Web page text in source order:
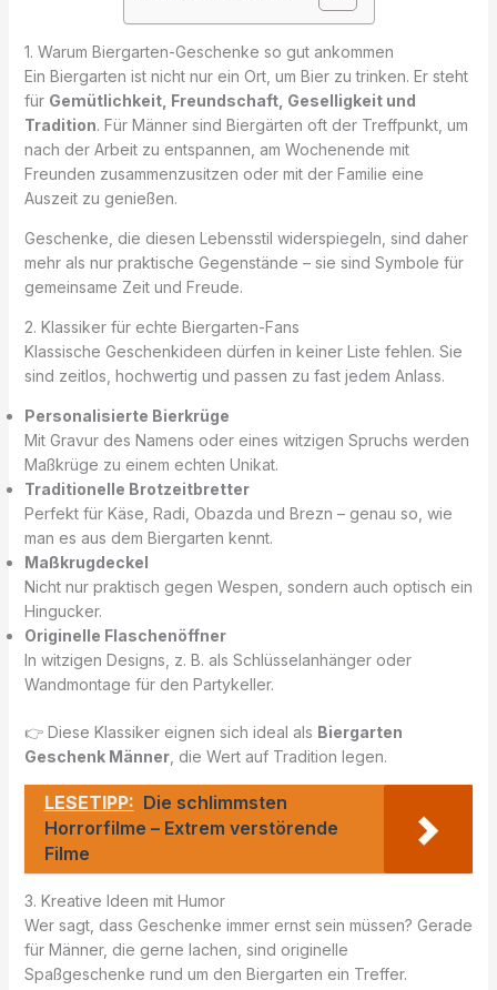
1. Warum Biergarten-Geschenke so gut ankommen
Ein Biergarten ist nicht nur ein Ort, um Bier zu trinken. Er steht
für Gemütlichkeit, Freundschaft, Geselligkeit und
Tradition. Für Männer sind Biergärten oft der Treffpunkt, um
nach der Arbeit zu entspannen, am Wochenende mit
Freunden zusammenzusitzen oder mit der Familie eine
Auszeit zu genießen.
Geschenke, die diesen Lebensstil widerspiegeln, sind daher
mehr als nur praktische Gegenstände – sie sind Symbole für
gemeinsame Zeit und Freude.
2. Klassiker für echte Biergarten-Fans
Klassische Geschenkideen dürfen in keiner Liste fehlen. Sie
sind zeitlos, hochwertig und passen zu fast jedem Anlass.
Personalisierte Bierkrüge
Mit Gravur des Namens oder eines witzigen Spruchs werden
Maßkrüge zu einem echten Unikat.
Traditionelle Brotzeitbretter
Perfekt für Käse, Radi, Obazda und Brezn – genau so, wie
man es aus dem Biergarten kennt.
Maßkrugdeckel
Nicht nur praktisch gegen Wespen, sondern auch optisch ein
Hingucker.
Originelle Flaschenöffner
In witzigen Designs, z. B. als Schlüsselanhänger oder
Wandmontage für den Partykeller.
👉 Diese Klassiker eignen sich ideal als Biergarten
Geschenk Männer, die Wert auf Tradition legen.
LESETIPP: Die schlimmsten
Horrorfilme – Extrem verstörende
Filme
3. Kreative Ideen mit Humor
Wer sagt, dass Geschenke immer ernst sein müssen? Gerade
für Männer, die gerne lachen, sind originelle
Spaßgeschenke rund um den Biergarten ein Treffer.